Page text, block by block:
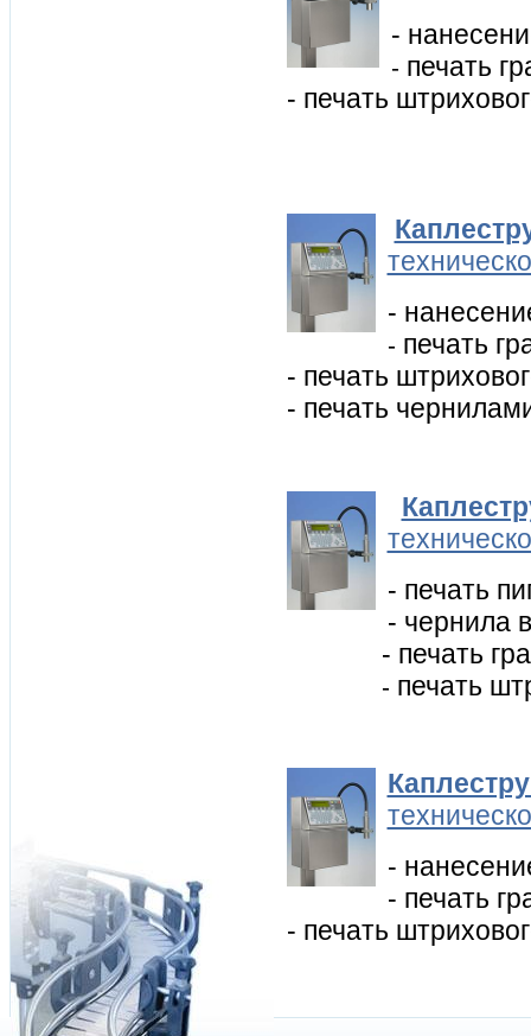
-
- печать
- печать
-
- печать
- печать
- печать
- печать
- чернила
- печать
- печать
-
- печать
- печать